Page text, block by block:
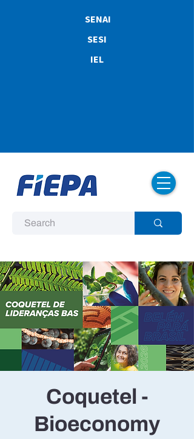
SENAI
SESI
IEL
Coquetel -
Bioeconomy